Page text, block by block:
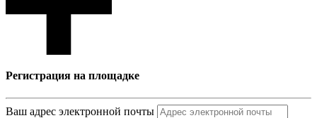
Регистрация на площадке
Ваш адрес электронной почты